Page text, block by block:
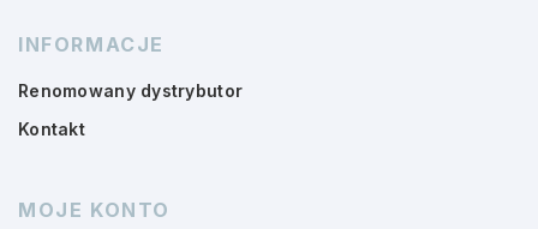
INFORMACJE
Renomowany dystrybutor
Kontakt
MOJE KONTO